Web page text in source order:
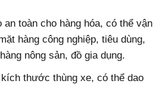
toàn cho hàng hóa, có thể vận
hàng công nghiệp, tiêu dùng,
nông sản, đồ gia dụng.
thước thùng xe, có thể dao